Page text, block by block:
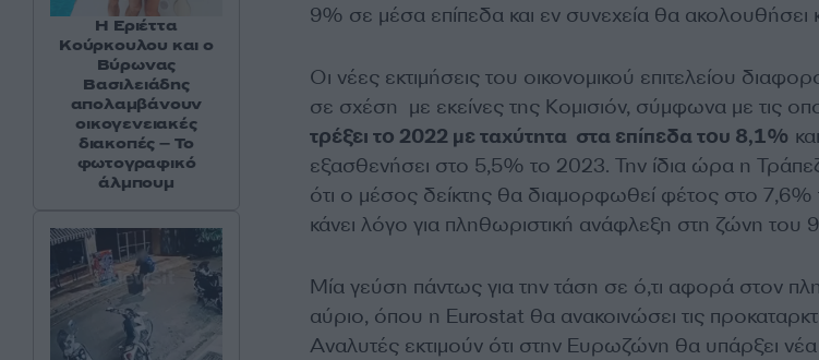
9% σε μέσα επίπεδα και εν συνεχεία θα ακολουθήσει
Οι νέες εκτιμήσεις του οικονομικού επιτελείου
σε σχέση με εκείνες της Κομισιόν, σύμφωνα με τις
τρέξει το 2022 με ταχύτητα στα επίπεδα του 8,1%
εξασθενήσει στο 5,5% το 2023. Την ίδια ώρα η
ότι ο μέσος δείκτης θα διαμορφωθεί φέτος στο
κάνει λόγο για πληθωριστική ανάφλεξη στη ζώνη του
Μία γεύση πάντως για την τάση σε ό,τι αφορά στον
αύριο, όπου η Eurostat θα ανακοινώσει τις
Αναλυτές εκτιμούν ότι στην Ευρωζώνη θα υπάρξει
Η Εριέττα
Κούρκουλου και ο
Βύρωνας
Βασιλειάδης
απολαμβάνουν
οικογενειακές
διακοπές – Το
φωτογραφικό
άλμπουμ